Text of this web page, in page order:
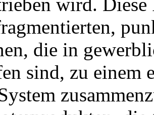
die in
sind, zu einem